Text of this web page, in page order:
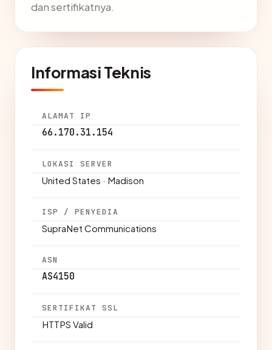
dan sertifikatnya.
Informasi Teknis
ALAMAT IP
66.170.31.154
LOKASI SERVER
United States · Madison
ISP / PENYEDIA
SupraNet Communications
ASN
AS4150
SERTIFIKAT SSL
HTTPS Valid